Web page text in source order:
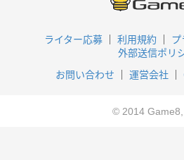
ライター応募 利用規約
プ
外部送信ポリ
お問い合わせ
運営会社
© 2014 Game8,